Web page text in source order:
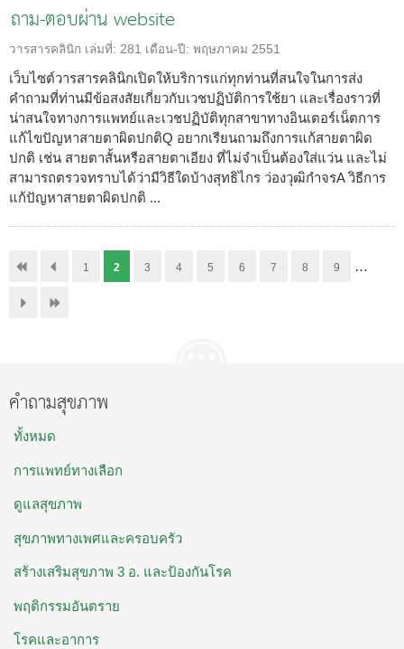
ถาม-ตอบผ่าน website
วารสารคลินิก เล่มที่: 281 เดือน-ปี: พฤษภาคม 2551
เว็บไซต์วารสารคลินิกเปิดให้บริการแก่ทุกท่านที่สนใจในการส่ง
คำถามที่ท่านมีข้อสงสัยเกี่ยวกับเวชปฏิบัติการใช้ยา และเรื่องราวที่
น่าสนใจทางการแพทย์และเวชปฏิบัติทุกสาขาทางอินเตอร์เน็ตการ
แก้ไขปัญหาสายตาผิดปกติQ อยากเรียนถามถึงการแก้สายตาผิด
ปกติ เช่น สายตาสั้นหรือสายตาเอียง ที่ไม่จำเป็นต้องใส่แว่น และไม่
สามารถตรวจทราบได้ว่ามีวิธีใดบ้างสุทธิไกร ว่องวุฒิกำจรA วิธีการ
แก้ปัญหาสายตาผิดปกติ ...
1 2 3 4 5 6 7 8 9 …
คำถามสุขภาพ
ทั้งหมด
การแพทย์ทางเลือก
ดูแลสุขภาพ
สุขภาพทางเพศและครอบครัว
สร้างเสริมสุขภาพ 3 อ. และป้องกันโรค
พฤติกรรมอันตราย
โรคและอาการ